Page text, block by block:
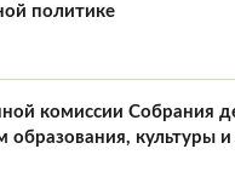
политике
комиссии Собрания
образования, культуры и